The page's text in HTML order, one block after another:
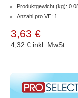
Produktgewicht (kg):
Anzahl pro VE: 1
3,63 €
4,32 € inkl. MwSt.